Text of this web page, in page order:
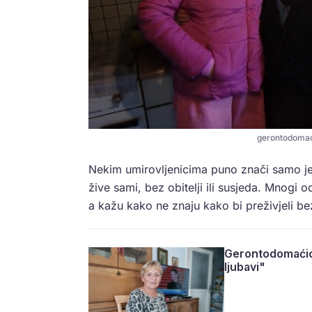
Nekim umirovljenicima puno znači samo
žive sami, bez obitelji ili susjeda. Mnogi
a kažu kako ne znaju kako bi preživjeli
ljubavi"